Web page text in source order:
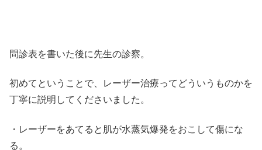
問診表を書いた後に先生の診察。
初めてということで、レーザー治療ってどういうものかを
丁寧に説明してくださいました。
・レーザーをあてると肌が水蒸気爆発をおこして傷にな
る。